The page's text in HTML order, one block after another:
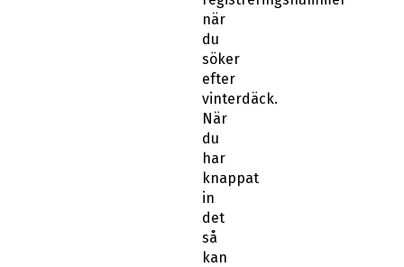
när
du
söker
efter
vinterdäck.
När
du
har
knappat
in
det
så
kan